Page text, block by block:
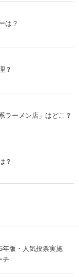
は？
？
ラーメン店」はどこ？
？
年版・人気投票実施
チ